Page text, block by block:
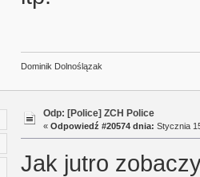
Dominik Dolnoślązak
Odp: [Police] ZCH Police
« Odpowiedź #20574 dnia: Stycznia
Jak jutro